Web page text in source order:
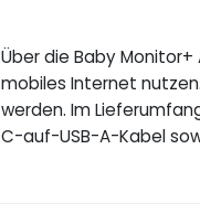
Über die Baby
mobiles Internet
werden. Im
C-auf-USB-A-Kabel